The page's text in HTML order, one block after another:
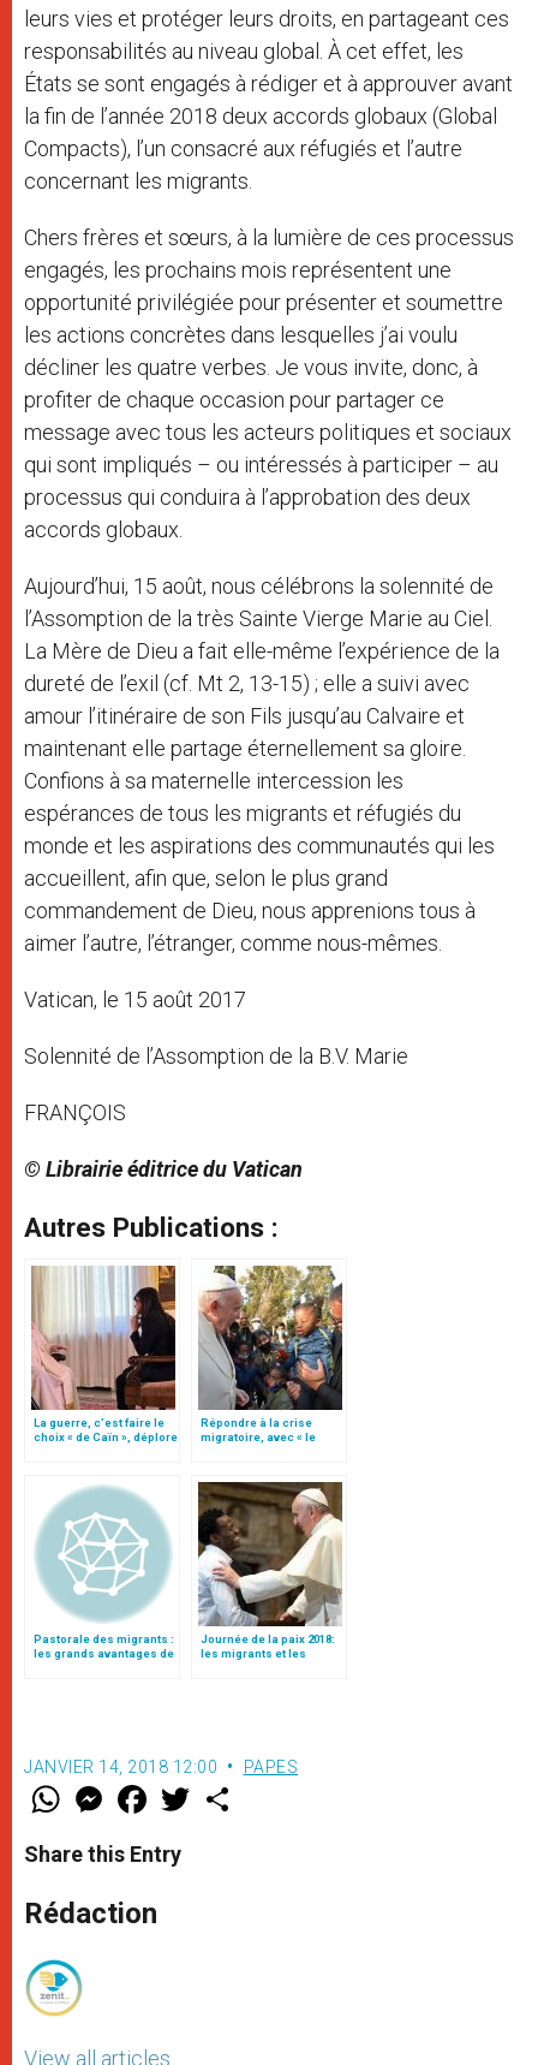
leurs vies et protéger leurs droits, en partageant ces
responsabilités au niveau global. À cet effet, les
États se sont engagés à rédiger et à approuver avant
la fin de l’année 2018 deux accords globaux (Global
Compacts), l’un consacré aux réfugiés et l’autre
concernant les migrants.
Chers frères et sœurs, à la lumière de ces processus
engagés, les prochains mois représentent une
opportunité privilégiée pour présenter et soumettre
les actions concrètes dans lesquelles j’ai voulu
décliner les quatre verbes. Je vous invite, donc, à
profiter de chaque occasion pour partager ce
message avec tous les acteurs politiques et sociaux
qui sont impliqués – ou intéressés à participer – au
processus qui conduira à l’approbation des deux
accords globaux.
Aujourd’hui, 15 août, nous célébrons la solennité de
l’Assomption de la très Sainte Vierge Marie au Ciel.
La Mère de Dieu a fait elle-même l’expérience de la
dureté de l’exil (cf. Mt 2, 13-15) ; elle a suivi avec
amour l’itinéraire de son Fils jusqu’au Calvaire et
maintenant elle partage éternellement sa gloire.
Confions à sa maternelle intercession les
espérances de tous les migrants et réfugiés du
monde et les aspirations des communautés qui les
accueillent, afin que, selon le plus grand
commandement de Dieu, nous apprenions tous à
aimer l’autre, l’étranger, comme nous-mêmes.
Vatican, le 15 août 2017
Solennité de l’Assomption de la B.V. Marie
FRANÇOIS
© Librairie éditrice du Vatican
Autres Publications :
La guerre, c’est faire le
choix « de Caïn », déplore
Répondre à la crise
migratoire, avec « le
Pastorale des migrants :
les grands avantages de
Journée de la paix 2018:
les migrants et les
JANVIER 14, 2018 12:00 PAPES
W
t
s
p
p
M
e
s
e
g
e
F
a
e
b
o
k
w
Share this Entry
Rédaction
View all articles